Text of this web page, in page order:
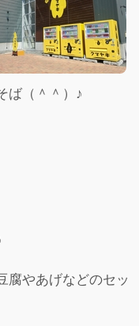
ば（＾＾）♪
腐やあげなどのセッ